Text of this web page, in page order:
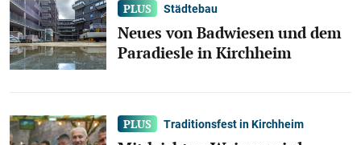
Städtebau
Neues von Badwiesen und dem
Paradiesle in Kirchheim
Traditionsfest in Kirchheim